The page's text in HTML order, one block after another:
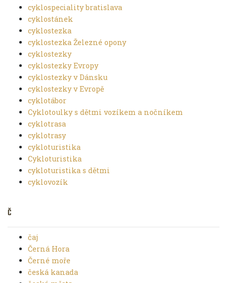
cyklospeciality bratislava
cyklostánek
cyklostezka
cyklostezka Železné opony
cyklostezky
cyklostezky Evropy
cyklostezky v Dánsku
cyklostezky v Evropě
cyklotábor
Cyklotoulky s dětmi vozíkem a nočníkem
cyklotrasa
cyklotrasy
cykloturistika
Cykloturistika
cykloturistika s dětmi
cyklovozík
Č
čaj
Černá Hora
Černé moře
česká kanada